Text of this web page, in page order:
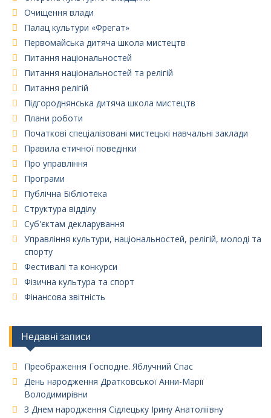
Очищення влади
Палац культури «Фрегат»
Первомайська дитяча школа мистецтв
Питання національностей
Питання національностей та релігій
Питання релігій
Підгороднянська дитяча школа мистецтв
Плани роботи
Початкові спеціалізовані мистецькі навчальні заклади
Правила етичної поведінки
Про управління
Програми
Публічна Бібліотека
Структура відділу
Суб'єктам декларування
Управління культури, національностей, релігій, молоді та
спорту
Фестивалі та конкурси
Фізична культура та спорт
Фінансова звітність
Недавні записи
Преображення Господне. Яблучний Спас
День народження Дратковської Анни-Марії
Володимирівни
З Днем народження Сідлецьку Ірину Анатоліївну